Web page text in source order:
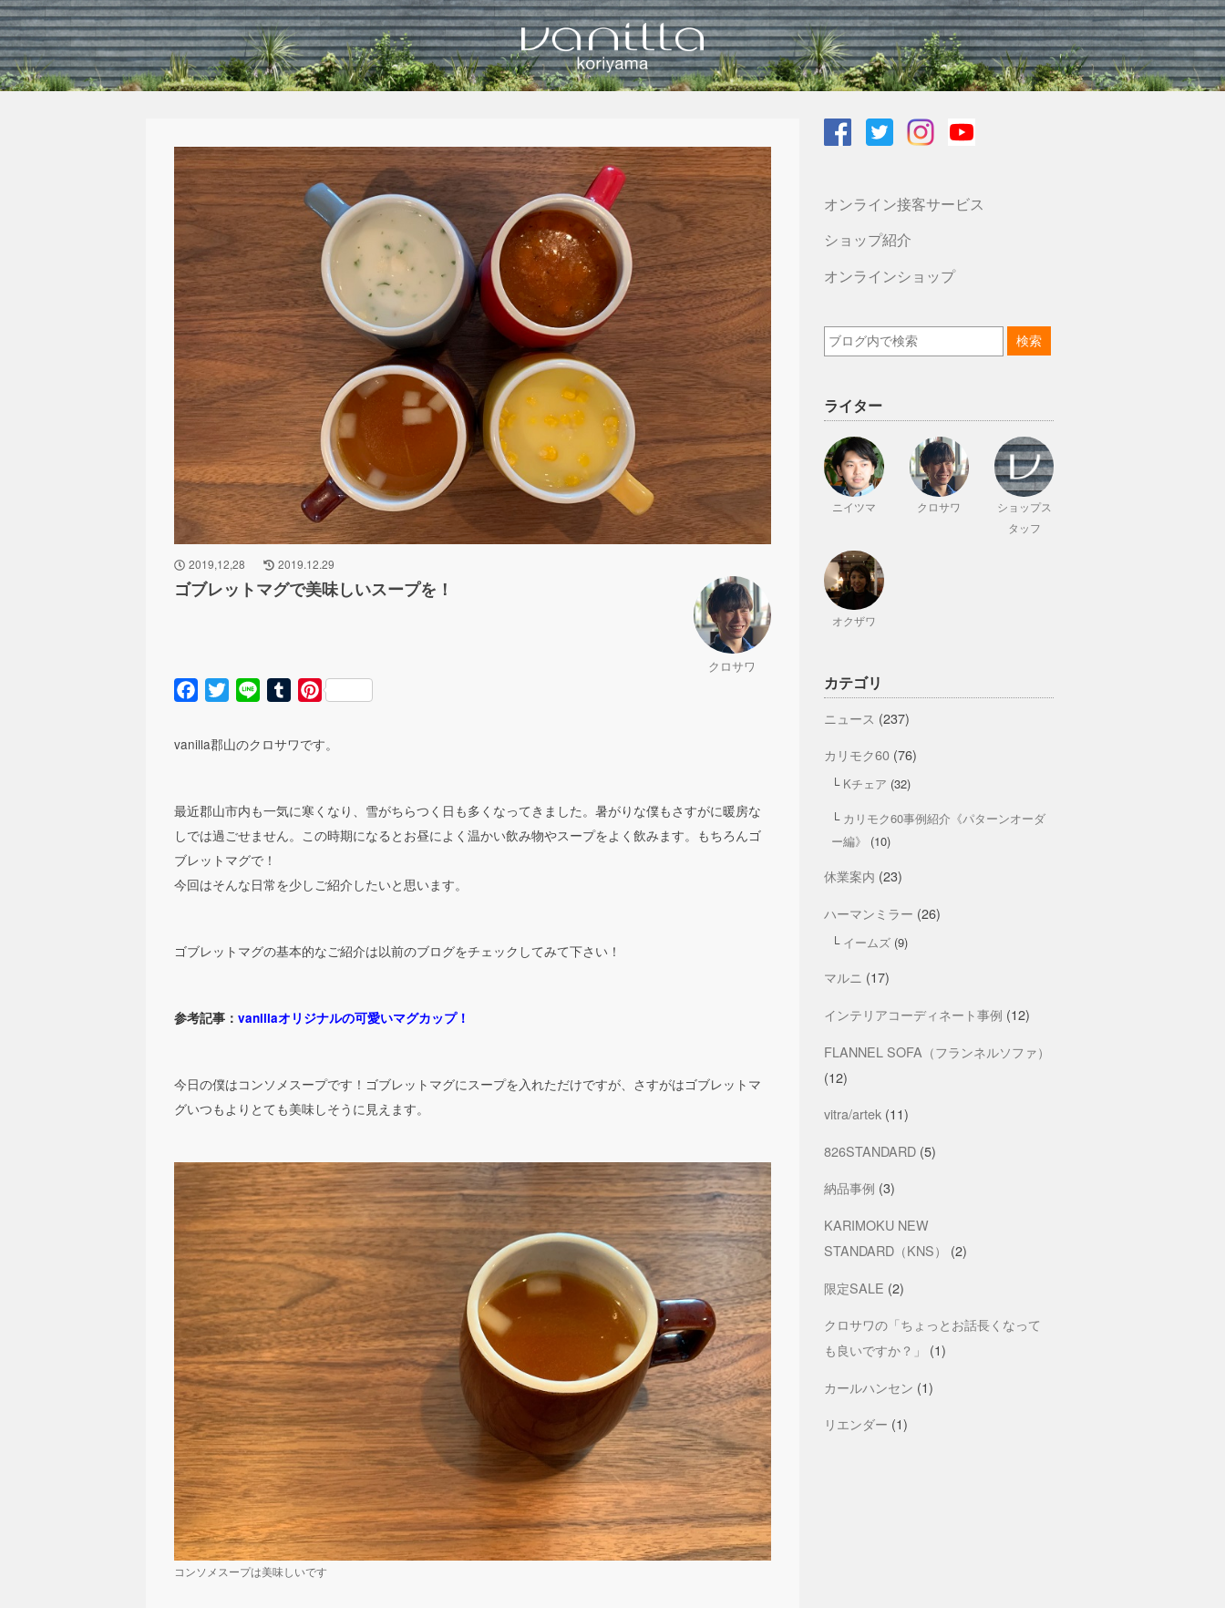
2019,12,28 2019.12.29
ゴブレットマグで美味しいスープを！
クロサワ
Facebook
Twitter Line TumblrPinterest
vanilla郡山のクロサワです。
最近郡山市内も一気に寒くなり、雪がちらつく日も多くなってきました。暑がりな僕もさすがに暖房な
しでは過ごせません。この時期になるとお昼によく温かい飲み物やスープをよく飲みます。もちろんゴ
ブレットマグで！
今回はそんな日常を少しご紹介したいと思います。
ゴブレットマグの基本的なご紹介は以前のブログをチェックしてみて下さい！
参考記事： vanillaオリジナルの可愛いマグカップ！
今日の僕はコンソメスープです！ゴブレットマグにスープを入れただけですが、さすがはゴブレットマ
グいつもよりとても美味しそうに見えます。
コンソメスープは美味しいです
オンライン接客サービス
ショップ紹介
オンラインショップ
ライター
ニイツマ クロサワ
ショップス
タッフ
オクザワ
カテゴリ
ニュース (237)
カリモク60 (76)
Kチェア (32)
カリモク60事例紹介《パターンオーダ
ー編》
(10)
休業案内 (23)
ハーマンミラー (26)
イームズ(9)
マルニ (17)
インテリアコーディネート事例 (12)
FLANNEL SOFA（フランネルソファ）
(12)
vitra/artek (11)
826STANDARD (5)
納品事例 (3)
KARIMOKU NEW
STANDARD（KNS）
(2)
限定SALE (2)
クロサワの「ちょっとお話長くなって
も良いですか？」
(1)
カールハンセン (1)
リエンダー (1)